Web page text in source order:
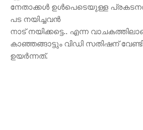
നേതാക്കൾ ഉൾപെടെയുള്ള
പട നയിച്ചവൻ
നാട് നയിക്കട്ടെ.. എന്ന
കാഞ്ഞങ്ങാട്ടും വിഡി സതിഷന്
ഉയർന്നത്.